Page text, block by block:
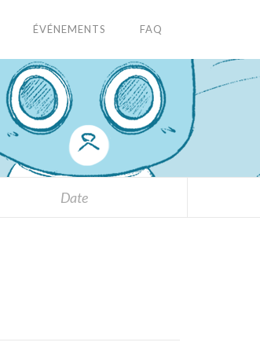
ÉVÉNEMENTS FAQ
Date